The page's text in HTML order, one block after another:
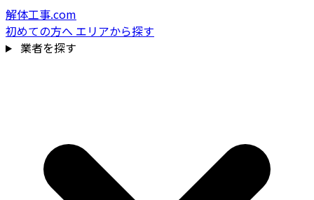
解体工事.com
初めての方へ エリアから探す
業者を探す